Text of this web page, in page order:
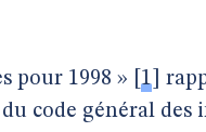
pour 1998 » 1
code général des